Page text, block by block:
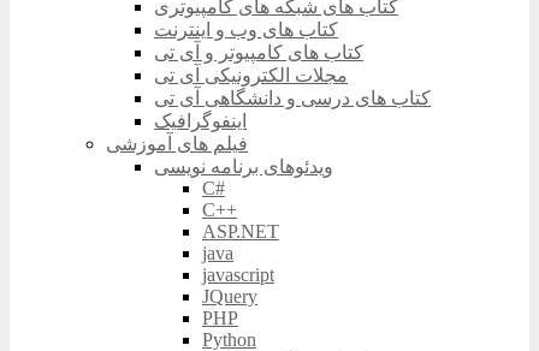
کتاب های شبکه های کامپیوتری
کتاب های وب و اینترنت
کتاب های کامپیوتر و آی تی
مجلات الکترونیکی آی تی
کتاب های درسی و دانشگاهی آی تی
اینفوگرافیک
فیلم های آموزشی
ویدئوهای برنامه نویسی
C#
C++
ASP.NET
java
javascript
JQuery
PHP
Python